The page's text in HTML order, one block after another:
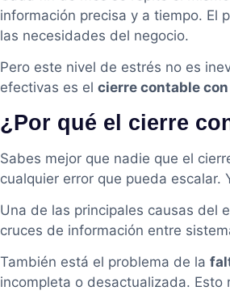
información precisa y a tiempo. El
las necesidades del negocio.
Pero este nivel de estrés no es
efectivas es el cierre contable
¿Por qué el cierre
Sabes mejor que nadie que el
cualquier error que pueda
Una de las principales causas del
cruces de información entre
También está el problema de la
incompleta o desactualizada.